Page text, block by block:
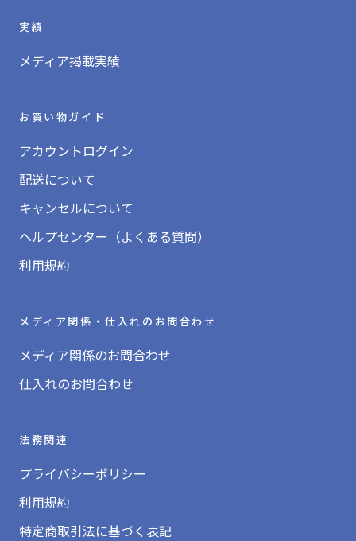
実績
メディア掲載実績
お買い物ガイド
アカウントログイン
配送について
キャンセルについて
ヘルプセンター（よくある質問）
利用規約
メディア関係・仕入れのお問合わせ
メディア関係のお問合わせ
仕入れのお問合わせ
法務関連
プライバシーポリシー
利用規約
特定商取引法に基づく表記